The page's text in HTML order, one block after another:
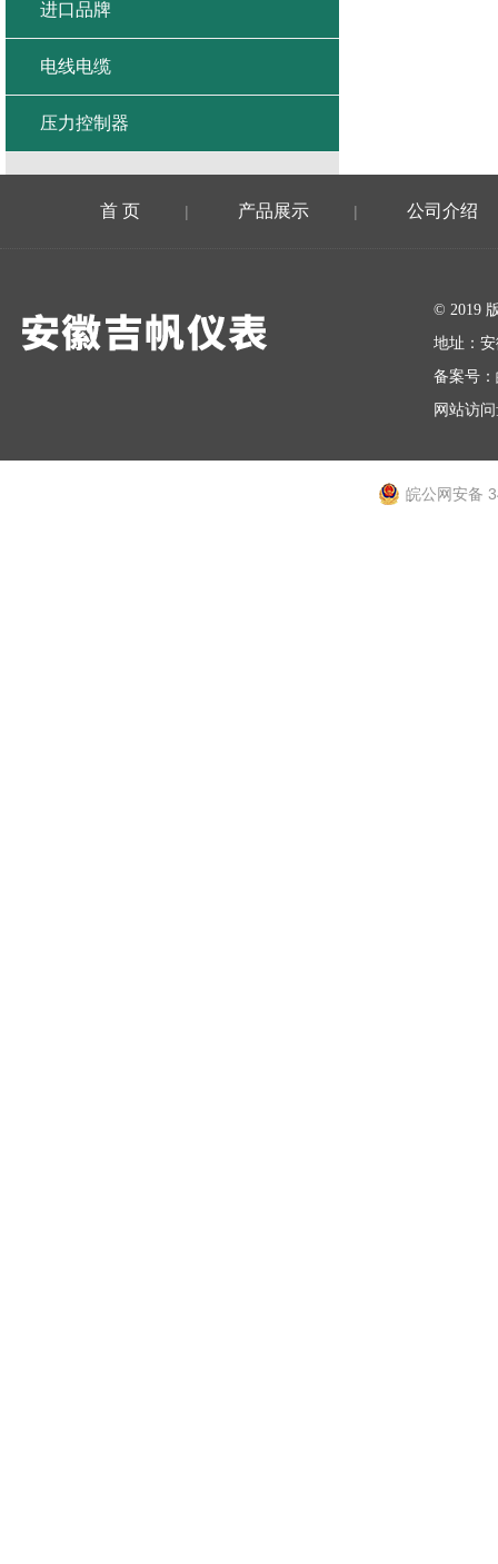
进口品牌
电线电缆
压力控制器
首 页 | 产品展示 | 公司介绍
© 2019
地址：
备案号：
网站访
皖公网安备